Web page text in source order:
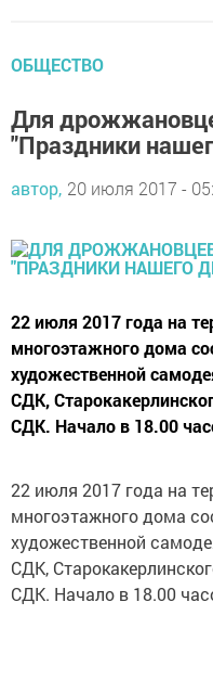
ОБЩЕСТВО
Для
"Праздники
автор, 20 июля 2017 -
22 июля 2017 года на
многоэтажного дома
художественной
СДК,
СДК. Начало в 18.00
22 июля 2017 года на
многоэтажного дома
художественной
СДК,
СДК. Начало в 18.00